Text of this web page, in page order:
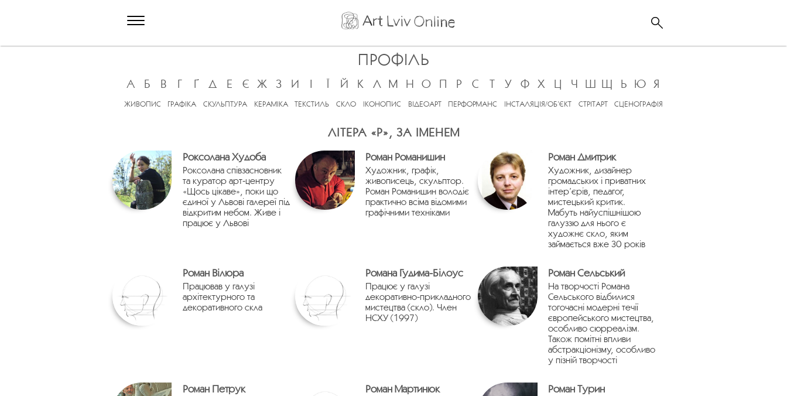
ПРОФІЛЬ
А Б В Г Ґ Д Е Є Ж З И І Ї Й К Л М Н О П Р С Т У Ф Х Ц Ч Ш Щ Ь Ю Я
ЖИВОПИС ГРАФІКА СКУЛЬПТУРА КЕРАМІКА ТЕКСТИЛЬ СКЛО ІКОНОПИС ВІДЕОАРТ ПЕРФОРМАНС ІНСТАЛЯЦІЯ/ОБ’ЄКТ СТРІТАРТ СЦЕНОГРАФІЯ
ЛІТЕРА «Р», ЗА ІМЕНЕМ
Роксолана Худоба
Роксолана співзасновник
та куратор арт-центру
«Щось цікаве», поки що
єдиної у Львові галереї під
відкритим небом. Живе і
працює у Львові
Роман Романишин
Художник, графік,
живописець, скульптор.
Роман Романишин володіє
практично всіма відомими
графічними техніками
Роман Дмитрик
Художник, дизайнер
громадських і приватних
інтер’єрів, педагог,
мистецький критик.
Мабуть найуспішнішою
галуззю для нього є
художнє скло, яким
займається вже 30 років
Роман Вілюра
Працював у галузі
архітектурного та
декоративного скла
Романа Гудима-Білоус
Працює у галузі
декоративно-прикладного
мистецтва (скло). Член
НСХУ (1997)
Роман Сельський
На творчості Романа
Сельського відбилися
тогочасні модерні течії
європейського мистецтва,
особливо сюрреалізм.
Також помітні впливи
абстракціонізму, особливо
у пізній творчості
Роман Петрук Роман Мартинюк Роман Турин